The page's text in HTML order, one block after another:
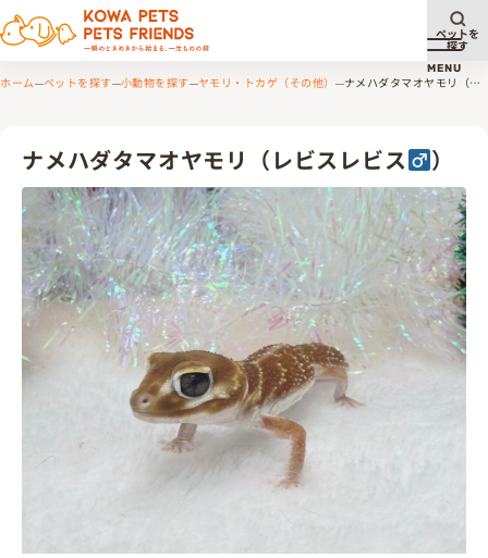
メニ
MENU
ペットを
探す
ホーム ペットを探す 小動物を探す ヤモリ・トカゲ（その他）
ナメハダタマオヤモリ（レ
ナメハダタマオヤモリ（レビスレビス ）